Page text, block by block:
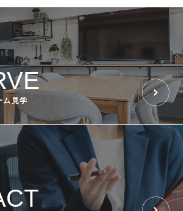
ム見学